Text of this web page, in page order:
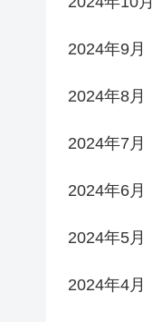
2024年9月
2024年8月
2024年7月
2024年6月
2024年5月
2024年4月